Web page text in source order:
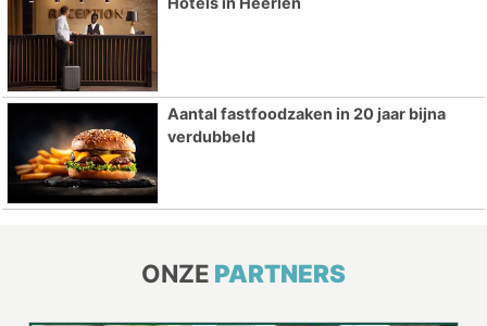
Aantal fastfoodzaken in 20 jaar bijna
verdubbeld
ONZE PARTNERS